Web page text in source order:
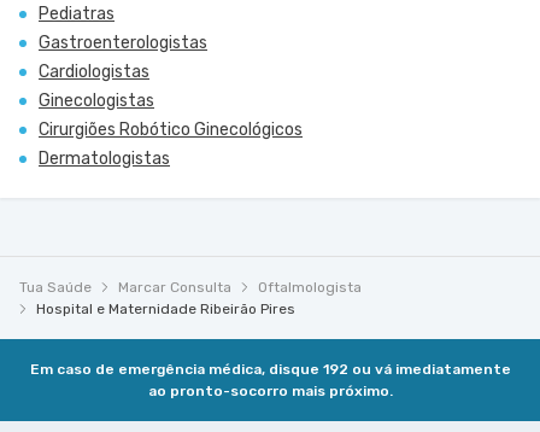
Pediatras
Gastroenterologistas
Cardiologistas
Ginecologistas
Cirurgiões Robótico Ginecológicos
Dermatologistas
Tua Saúde Marcar Consulta
Oftalmologista
Hospital e Maternidade Ribeirão Pires
Em caso de emergência médica, disque 192 ou vá imediatamente
ao pronto-socorro mais próximo.